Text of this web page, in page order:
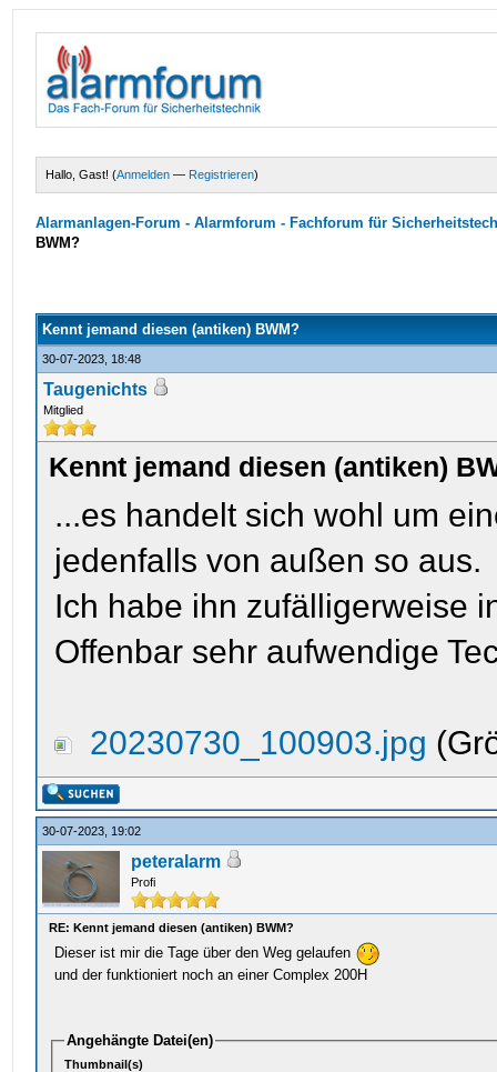
Hallo, Gast! (Anmelden — Registrieren)
Alarmanlagen-Forum - Alarmforum - Fachforum für
BWM?
Kennt jemand diesen (antiken) BWM?
30-07-2023, 18:48
Taugenichts
Mitglied
Kennt jemand diesen (antiken)
...es handelt sich wohl um
jedenfalls von außen so aus.
Ich habe ihn zufälligerweise
Offenbar sehr aufwendige
20230730_100903.jpg
30-07-2023, 19:02
peteralarm
Profi
RE: Kennt jemand diesen (antiken) BWM?
Dieser ist mir die Tage über den Weg gelaufen
und der funktioniert noch an einer Complex 200H
Angehängte Datei(en)
Thumbnail(s)